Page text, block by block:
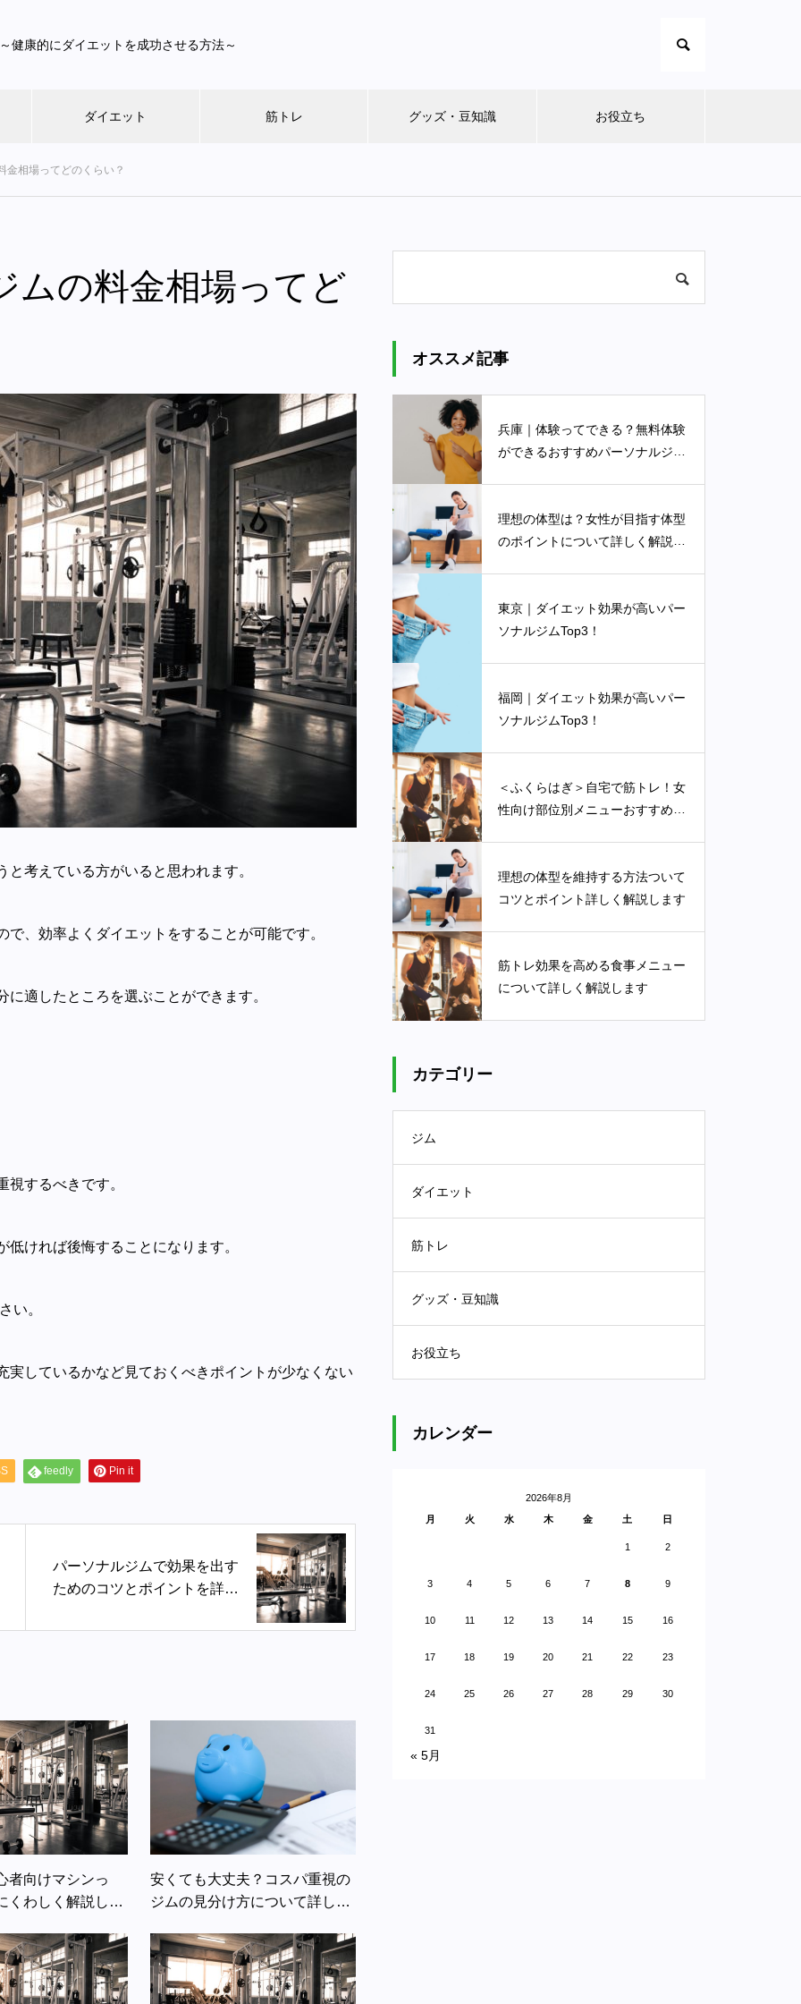
～健康的にダイエットを成功させる方法～
ダイエット 筋トレ グッズ・豆知識 お役立ち
金相場ってどのくらい？
ムの料金相場ってど
考えている方がいると思われます。
、効率よくダイエットをすることが可能です。
適したところを選ぶことができます。
するべきです。
ければ後悔することになります。
い。
しているかなど見ておくべきポイントが少なくない
feedly Pin it
パーソナルジムで効果を出す
ためのコツとポイントを詳し
者向けマシンっ
くわしく解説しま
安くても大丈夫？コスパ重視の
ジムの見分け方について詳しく
オススメ記事
兵庫｜体験ってできる？無料体験
ができるおすすめパーソナルジム
理想の体型は？女性が目指す体型
のポイントについて詳しく解説し
東京｜ダイエット効果が高いパー
ソナルジムTop3！
福岡｜ダイエット効果が高いパー
ソナルジムTop3！
＜ふくらはぎ＞自宅で筋トレ！女
性向け部位別メニューおすすめ3
理想の体型を維持する方法ついて
コツとポイント詳しく解説します
筋トレ効果を高める食事メニュー
について詳しく解説します
カテゴリー
ジム
ダイエット
筋トレ
グッズ・豆知識
お役立ち
カレンダー
2026年8月
月
火 水 木 金 土 日
1 2
3 4 5 6 7 8 9
10 11 12 13 14 15 16
17 18 19 20 21 22 23
24 25 26 27 28 29 30
31
« 5月